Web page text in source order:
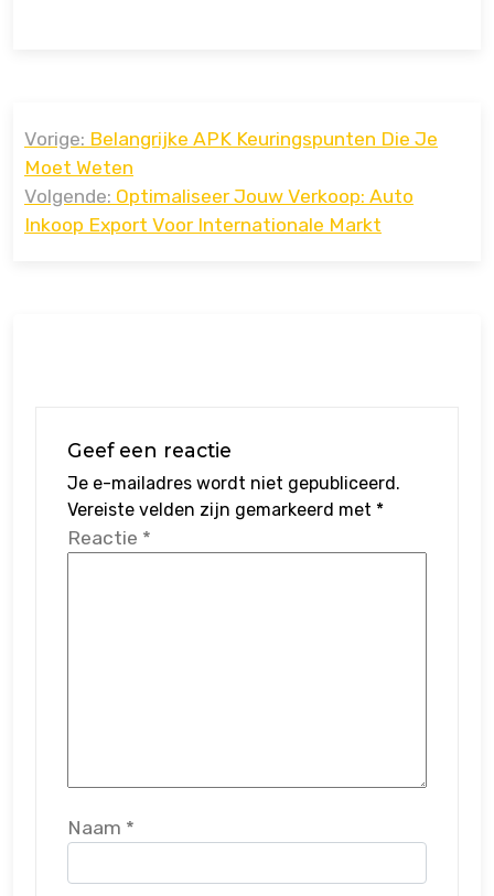
navigatie
Vorige: Belangrijke APK Keuringspunten Die Je
Moet Weten
Volgende: Optimaliseer Jouw Verkoop: Auto
Inkoop Export Voor Internationale Markt
Geef een reactie
Je e-mailadres wordt niet gepubliceerd.
Vereiste velden zijn gemarkeerd met *
Reactie *
Naam *